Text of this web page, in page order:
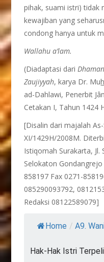
pihak, suami istri) tidak
kewajiban yang
condong hanya untuk
Wallahu a’lam.
(Diadaptasi dari
Zaujiyyah, karya Dr. Muh
ad-Dahlawi, Penerbit
Cetakan I, Tahun 1424
[Disalin dari majalah
XI/1429H/2008M.
Istiqomah Surakarta, Jl.
Selokaton
858197 Fax 0271-
085290093792,
Redaksi 08122589079]
Home / A9.
Hak-Hak Istri